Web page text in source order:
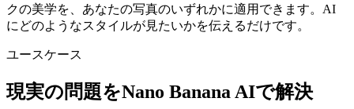
クの美学を、あなたの写真のいずれかに適用できます。AI
にどのようなスタイルが見たいかを伝えるだけです。
ユースケース
現実の問題をNano Banana AIで解決